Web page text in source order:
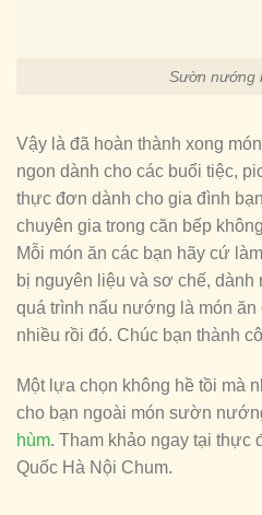
Sườn nướng
Vậy là đã hoàn thành xong
ngon dành cho các buổi tiệc,
thực đơn dành cho gia đình
chuyên gia trong căn bếp
Mỗi món ăn các bạn hãy cứ
bị nguyên liệu và sơ chế, dành
quá trình nấu nướng là món
nhiều rồi đó. Chúc bạn thành
Một lựa chọn không hề tồi mà
cho bạn ngoài món sườn
hùm. Tham khảo ngay tại thực
Quốc Hà Nội Chum.